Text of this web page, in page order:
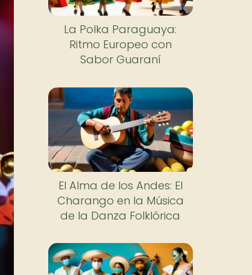
La Polka Paraguaya:
Ritmo Europeo con
Sabor Guaraní
El Alma de los Andes: El
Charango en la Música
de la Danza Folklórica